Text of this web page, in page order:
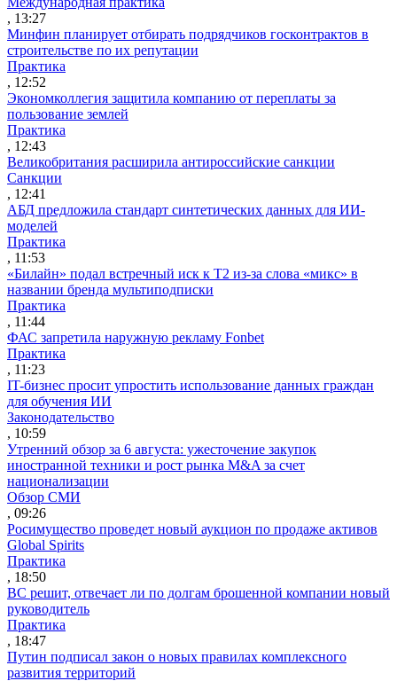
, 13:27
Минфин планирует отбирать подрядчиков госконтрактов в
строительстве по их репутации
Практика
, 12:52
Экономколлегия защитила компанию от переплаты за
пользование землей
Практика
, 12:43
Великобритания расширила антироссийские санкции
Санкции
, 12:41
АБД предложила стандарт синтетических данных для ИИ-
моделей
Практика
, 11:53
«Билайн» подал встречный иск к Т2 из-за слова «микс» в
названии бренда мультиподписки
Практика
, 11:44
ФАС запретила наружную рекламу Fonbet
Практика
, 11:23
IT-бизнес просит упростить использование данных граждан
для обучения ИИ
Законодательство
, 10:59
Утренний обзор за 6 августа: ужесточение закупок
иностранной техники и рост рынка M&A за счет
национализации
Обзор СМИ
, 09:26
Росимущество проведет новый аукцион по продаже активов
Global Spirits
Практика
, 18:50
ВС решит, отвечает ли по долгам брошенной компании новый
руководитель
Практика
, 18:47
Путин подписал закон о новых правилах комплексного
развития территорий